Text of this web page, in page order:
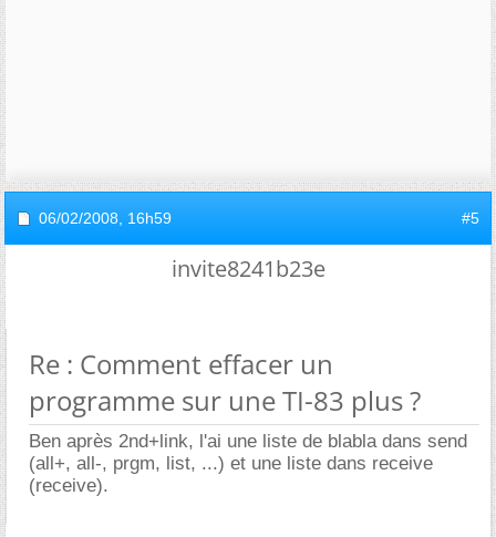
06/02/2008, 16h59 #5
invite8241b23e
Re : Comment effacer un
programme sur une TI-83 plus ?
Ben après 2nd+link, l'ai une liste de blabla dans send
(all+, all-, prgm, list, ...) et une liste dans receive
(receive).